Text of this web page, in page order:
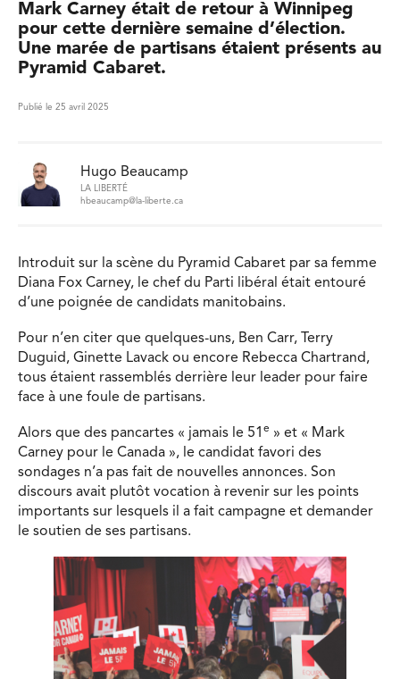
Mark Carney était de retour à Winnipeg
pour cette dernière semaine d’élection.
Une marée de partisans étaient présents au
Pyramid Cabaret.
Publié le 25 avril 2025
Hugo Beaucamp
LA LIBERTÉ
hbeaucamp@la-liberte.ca
Introduit sur la scène du Pyramid Cabaret par sa femme
Diana Fox Carney, le chef du Parti libéral était entouré
d’une poignée de candidats manitobains.
Pour n’en citer que quelques-uns, Ben Carr, Terry
Duguid, Ginette Lavack ou encore Rebecca Chartrand,
tous étaient rassemblés derrière leur leader pour faire
face à une foule de partisans.
Alors que des pancartes « jamais le 51 e » et « Mark
Carney pour le Canada », le candidat favori des
sondages n’a pas fait de nouvelles annonces. Son
discours avait plutôt vocation à revenir sur les points
importants sur lesquels il a fait campagne et demander
le soutien de ses partisans.